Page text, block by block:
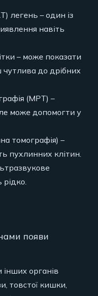
легень – один із
навіть
– може показати
чутлива до дрібних
(МРТ) –
може допомогти у
томографія) –
пухлинних клітин.
появи
інших органів
товстої кишки,